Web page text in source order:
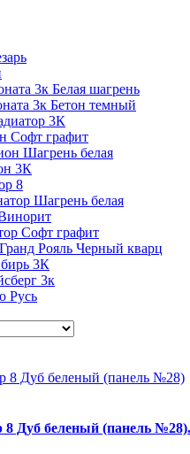
3к Белая шагрень
3к Бетон темный
3К
Софт графит
Шагрень белая
3К
8
Шагрень белая
Софт графит
Гранд Рояль Черный кварц
3К
3к
Русь
8 Дуб беленый (панель